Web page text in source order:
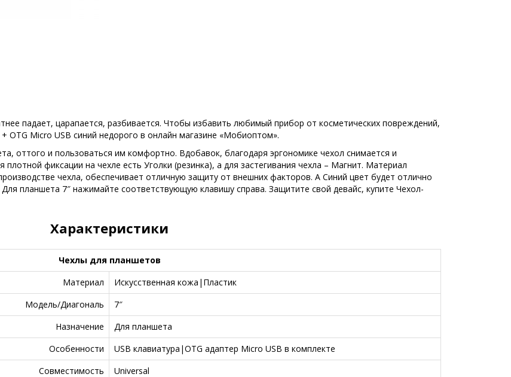
падает, царапается, разбивается. Чтобы избавить любимый прибор от косметических повреждений,
OTG Micro USB синий недорого в онлайн магазине «Мобиоптом».
оттого и пользоваться им комфортно. Вдобавок, благодаря эргономике чехол снимается и
фиксации на чехле есть Уголки (резинка), а для застегивания чехла – Магнит. Материал
чехла, обеспечивает отличную защиту от внешних факторов. А Синий цвет будет отлично
планшета 7″ нажимайте соответствующую клавишу справа. Защитите свой девайс, купите Чехол-
Характеристики
Чехлы для планшетов
Материал
Искусственная кожа|Пластик
Модель/Диагональ
7″
Назначение
Для планшета
Особенности
USB клавиатура|OTG адаптер Micro USB в комплекте
Совместимость
Universal